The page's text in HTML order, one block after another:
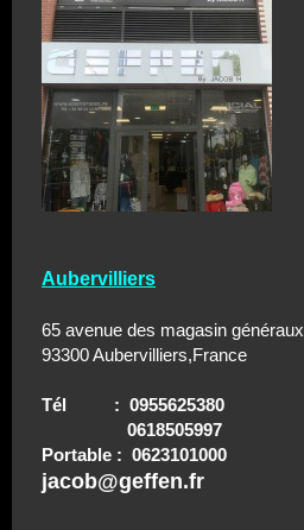
Aubervilliers
65 avenue des magasin généraux
93300 Aubervilliers,France
Tél : 0955625380
0618505997
Portable : 0623101000
jacob@geffen.fr